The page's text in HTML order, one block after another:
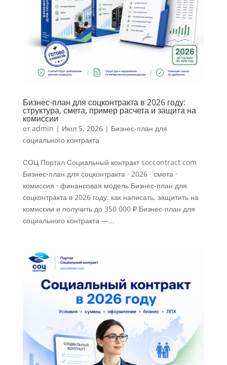
Бизнес-план для соцконтракта в 2026 году:
структура, смета, пример расчета и защита на
комиссии
отadmin | Июл 5, 2026| Бизнес-план для
социального контракта
СОЦ Портал Социальный контракт soccontract.com
Бизнес-план для соцконтракта · 2026 · смета ·
комиссия · финансовая модель Бизнес-план для
соцконтракта в 2026 году: как написать, защитить на
комиссии и получить до 350 000 ₽ Бизнес-план для
социального контракта —...